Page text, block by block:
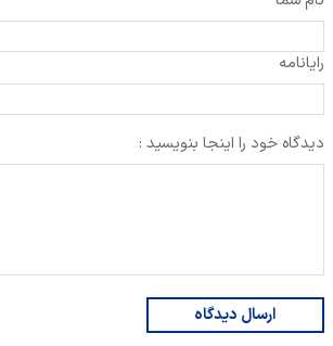
رایانامه
دیدگاه خود را اینجا بنویسید :
ارسال دیدگاه